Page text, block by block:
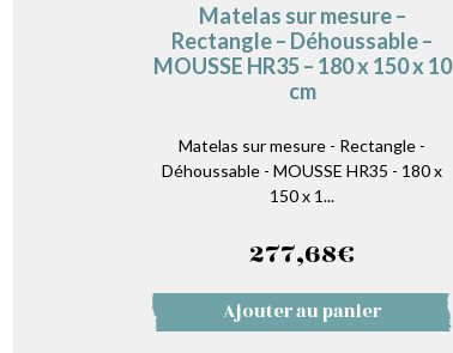
Matelas sur mesure –
Rectangle – Déhoussable –
MOUSSE HR35 – 180 x 150 x 10
cm
Matelas sur mesure - Rectangle -
Déhoussable - MOUSSE HR35 - 180 x
150 x 1...
277,68€
Ajouter au panier